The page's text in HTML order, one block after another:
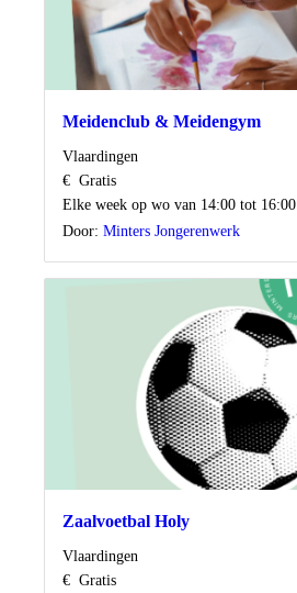
Meidenclub & Meidengym
Locatie
Vlaardingen
Kosten
€ Gratis
Wanneer
Elke week op wo van 14:00 tot 16:00
Door: Minters Jongerenwerk
Zaalvoetbal Holy
Locatie
Vlaardingen
Kosten
€ Gratis